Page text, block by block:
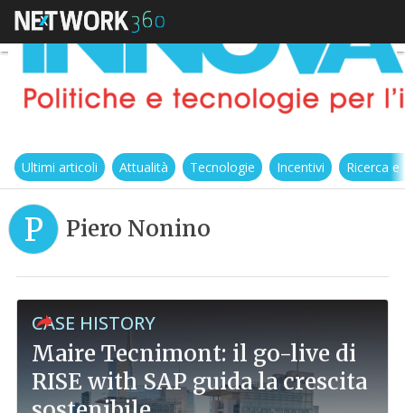
Ultimi articoli Attualità Tecnologie Incentivi Ricerca
P Piero Nonino
CASE HISTORY
Maire Tecnimont: il go-live di
RISE with SAP guida la crescita